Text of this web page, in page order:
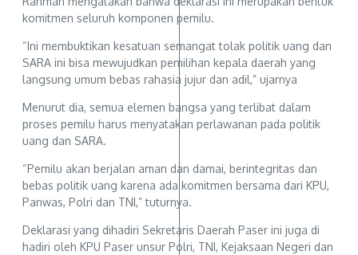
komitmen seluruh komponen pemilu.
“Ini membuktikan kesatuan semangat tolak politik uang dan
SARA ini bisa mewujudkan pemilihan kepala daerah yang
langsung umum bebas rahasia jujur dan adil,” ujarnya
Menurut dia, semua elemen bangsa yang terlibat dalam
proses pemilu harus menyatakan perlawanan pada politik
uang dan SARA.
“Pemilu akan berjalan aman dan damai, berintegritas dan
bebas politik uang karena ada komitmen bersama dari KPU,
Panwas, Polri dan TNI,” tuturnya.
Deklarasi yang dihadiri Sekretaris Daerah Paser ini juga di
hadiri oleh KPU Paser unsur Polri, TNI, Kejaksaan Negeri dan